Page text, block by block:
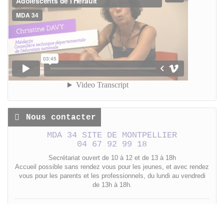
Nous contacter
MDA 34 SITE DE MONTPELLIER
04 67 92 99 18
Secrétariat ouvert de 10 à 12 et de 13 à 18h
Accueil possible sans rendez vous pour les jeunes, et avec rendez
vous pour les parents et les professionnels, du lundi au vendredi
de 13h à 18h.